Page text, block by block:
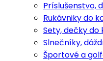
Príslušenstvo,
Rukávniky do
Sety, dečky do
Slnečníky,
Športové a